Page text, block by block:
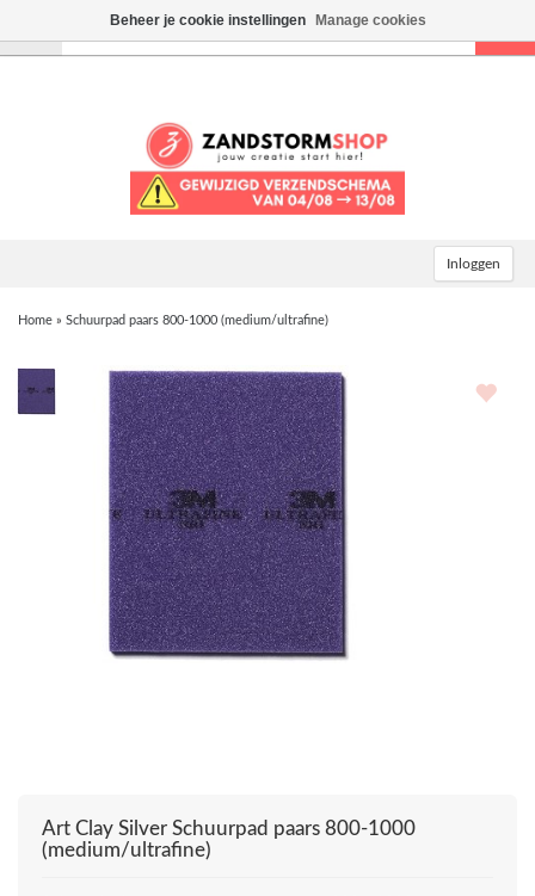
Inloggen
Home » Schuurpad paars 800-1000 (medium/ultrafine)
Art Clay Silver Schuurpad paars 800-1000
(medium/ultrafine)
Beheer je cookie instellingen Manage cookies